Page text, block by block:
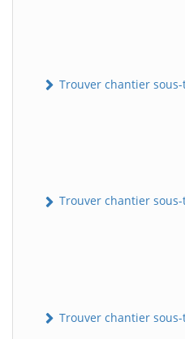
Trouver chantier
Trouver chantier
Trouver chantier